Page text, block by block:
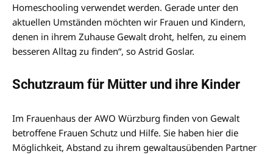
Homeschooling verwendet werden. Gerade unter den
aktuellen Umständen möchten wir Frauen und Kindern,
denen in ihrem Zuhause Gewalt droht, helfen, zu einem
besseren Alltag zu finden“, so Astrid Goslar.
Schutzraum für Mütter und ihre Kinder
Im Frauenhaus der AWO Würzburg finden von Gewalt
betroffene Frauen Schutz und Hilfe. Sie haben hier die
Möglichkeit, Abstand zu ihrem gewaltausübenden Partner